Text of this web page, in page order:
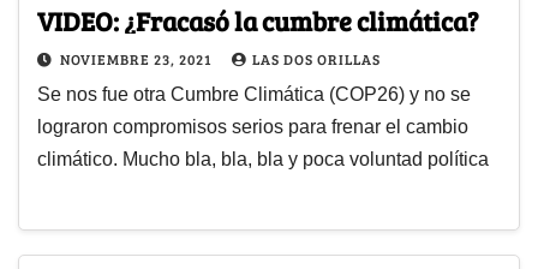
VIDEO: ¿Fracasó la cumbre climática?
NOVIEMBRE 23, 2021 LAS DOS ORILLAS
Se nos fue otra Cumbre Climática (COP26) y no se
lograron compromisos serios para frenar el cambio
climático. Mucho bla, bla, bla y poca voluntad política